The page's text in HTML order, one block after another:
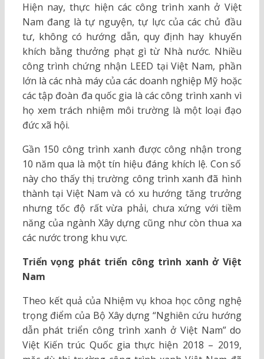
Hiện nay, thực hiện các công trình xanh ở Việt
Nam đang là tự nguyện, tự lực của các chủ đầu
tư, không có hướng dẫn, quy định hay khuyến
khích bằng thưởng phạt gì từ Nhà nước. Nhiều
công trình chứng nhận LEED tại Việt Nam, phần
lớn là các nhà máy của các doanh nghiệp Mỹ hoặc
các tập đoàn đa quốc gia là các công trình xanh vì
họ xem trách nhiệm môi trường là một loại đạo
đức xã hội.
Gần 150 công trình xanh được công nhận trong
10 năm qua là một tín hiệu đáng khích lệ. Con số
này cho thấy thị trường công trình xanh đã hình
thành tại Việt Nam và có xu hướng tăng trưởng
nhưng tốc độ rất vừa phải, chưa xứng với tiềm
năng của ngành Xây dựng cũng như còn thua xa
các nước trong khu vực.
Triển vọng phát triển công trình xanh ở Việt
Nam
Theo kết quả của Nhiệm vụ khoa học công nghệ
trọng điểm của Bộ Xây dựng “Nghiên cứu hướng
dẫn phát triển công trình xanh ở Việt Nam” do
Việt Kiến trúc Quốc gia thực hiện 2018 – 2019,